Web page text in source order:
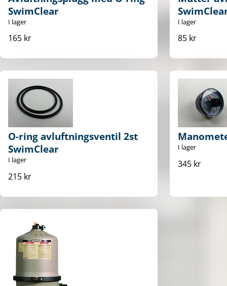
SwimClear
I lager
165 kr
I lager
85 kr
O-ring avluftningsventil 2st
SwimClear
I lager
215 kr
I lager
345 kr